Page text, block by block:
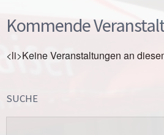
Kommende
<li>Keine Veranstaltungen an
SUCHE